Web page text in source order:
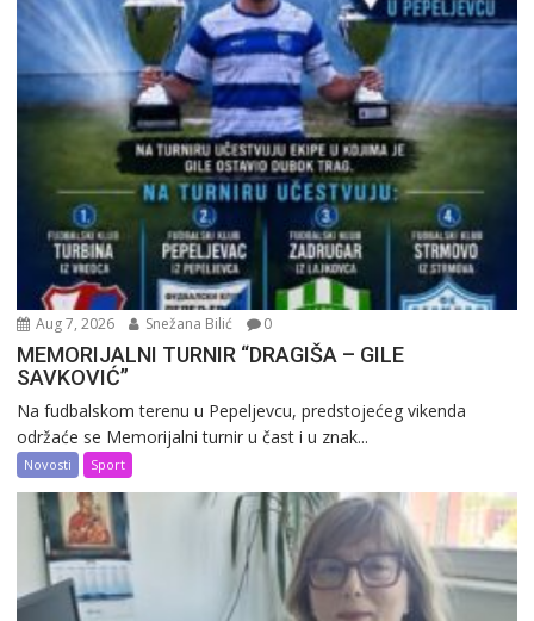
Aug 7, 2026 Snežana Bilić 0
MEMORIJALNI TURNIR “DRAGIŠA – GILE
SAVKOVIĆ”
Na fudbalskom terenu u Pepeljevcu, predstojećeg vikenda
održaće se Memorijalni turnir u čast i u znak...
Novosti Sport